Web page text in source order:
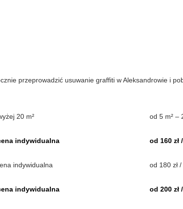
przeprowadzić usuwanie graffiti w Aleksandrowie i
20 m² od 5 m² –
indywidualna od 160 zł
indywidualna od 180 zł /
indywidualna od 200 zł